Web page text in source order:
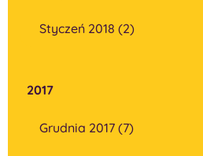
Styczeń 2018 (2)
2017
Grudnia 2017 (7)